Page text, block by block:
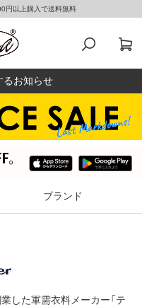
円以上購入で送料無料
るお知らせ
ブランド
した軍需衣料メーカー「テ